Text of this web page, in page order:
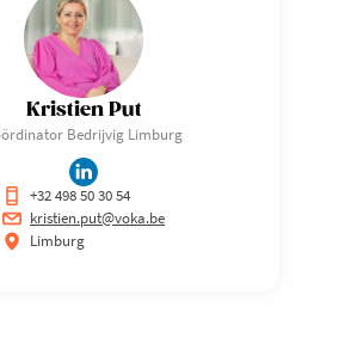
Kristien Put
Bedrijvig Limburg
+32 498 50 30 54
kristien.put@voka.be
Limburg